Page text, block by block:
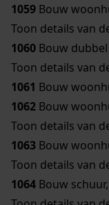
1059 Bouw
Toon details van
1060 Bouw
Toon details van
1061 Bouw
1062 Bouw
Toon details van
1063 Bouw
Toon details van
1064 Bouw